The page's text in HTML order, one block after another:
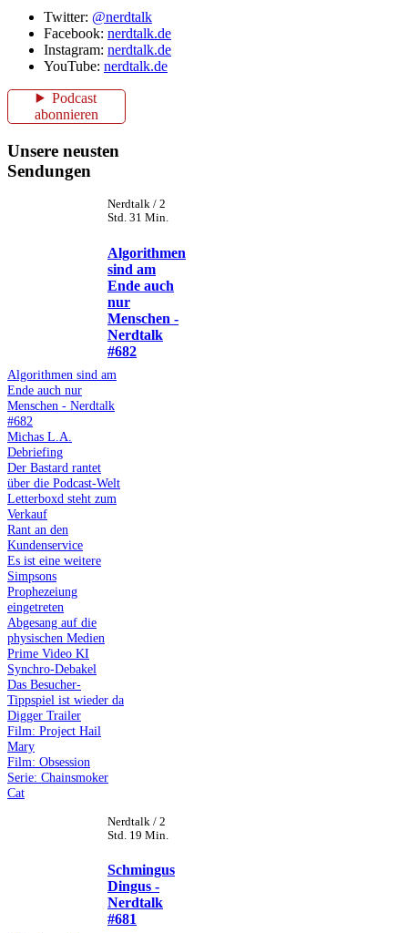
Twitter: @nerdtalk
Facebook: nerdtalk.de
Instagram: nerdtalk.de
YouTube: nerdtalk.de
Podcast
abonnieren
Unsere neusten
Sendungen
Nerdtalk / 2
Std. 31 Min.
Algorithmen
sind am
Ende auch
nur
Menschen -
Nerdtalk
#682
Algorithmen sind am
Ende auch nur
Menschen - Nerdtalk
#682
Michas L.A.
Debriefing
Der Bastard rantet
über die Podcast-Welt
Letterboxd steht zum
Verkauf
Rant an den
Kundenservice
Es ist eine weitere
Simpsons
Prophezeiung
eingetreten
Abgesang auf die
physischen Medien
Prime Video KI
Synchro-Debakel
Das Besucher-
Tippspiel ist wieder da
Digger Trailer
Film: Project Hail
Mary
Film: Obsession
Serie: Chainsmoker
Cat
Nerdtalk / 2
Std. 19 Min.
Schmingus
Dingus -
Nerdtalk
#681